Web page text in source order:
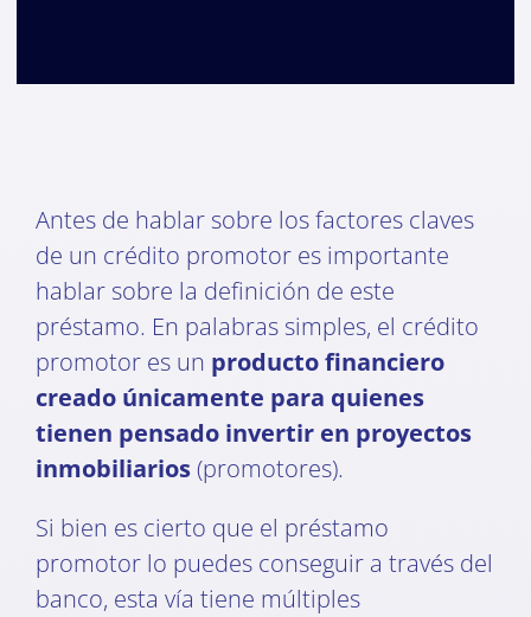
Antes de hablar sobre los factores claves
de un crédito promotor es importante
hablar sobre la definición de este
préstamo. En palabras simples, el crédito
promotor es un producto financiero
creado únicamente para quienes
tienen pensado invertir en proyectos
inmobiliarios(promotores).
Si bien es cierto que el préstamo
promotor lo puedes conseguir a través del
banco, esta vía tiene múltiples